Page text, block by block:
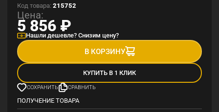
Код товара: 215752
Цена:
5 856 ₽
Нашли дешевле? Снизим цену?
В КОРЗИНУ
КУПИТЬ В 1 КЛИК
СОХРАНИТЬ СРАВНИТЬ
ПОЛУЧЕНИЕ ТОВАРА